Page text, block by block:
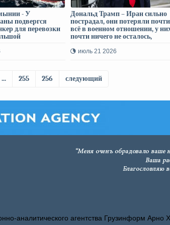
- У
подвергся
для перевозки
России
Дональд Трамп – Иран сильно
пострадал, они потеряли почти
всё в военном отношении, у
почти ничего не осталось,
июль 21 2026
... 255 256 следующий
аналитического агентства Грузинформ Арно